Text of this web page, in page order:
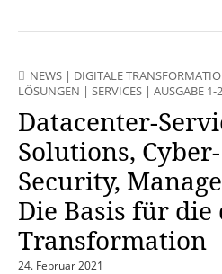
NEWS | DIGITALE
LÖSUNGEN | SERVICES | AUSGABE 1-
Datacenter-
Solutions,
Security,
Die Basis für
Transformation
24. Februar 2021